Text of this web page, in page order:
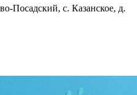
Посадский, с. Казанское, д.